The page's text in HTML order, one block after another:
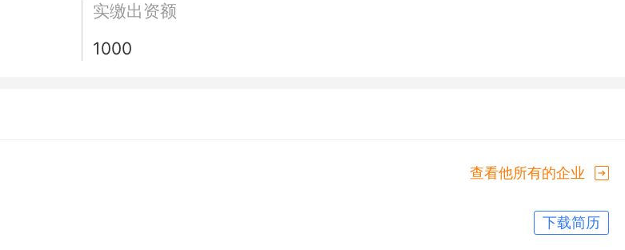
实缴出资额
1000
查看他所有的企业
下载简历